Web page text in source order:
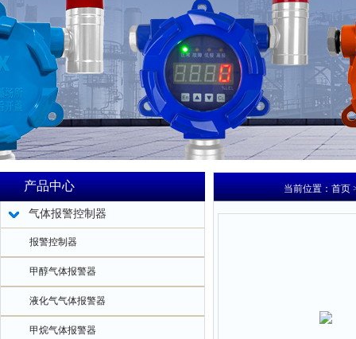
产品中心
气体报警控制器
报警控制器
甲醇气体报警器
液化气气体报警器
甲烷气体报警器
当前位置：首页